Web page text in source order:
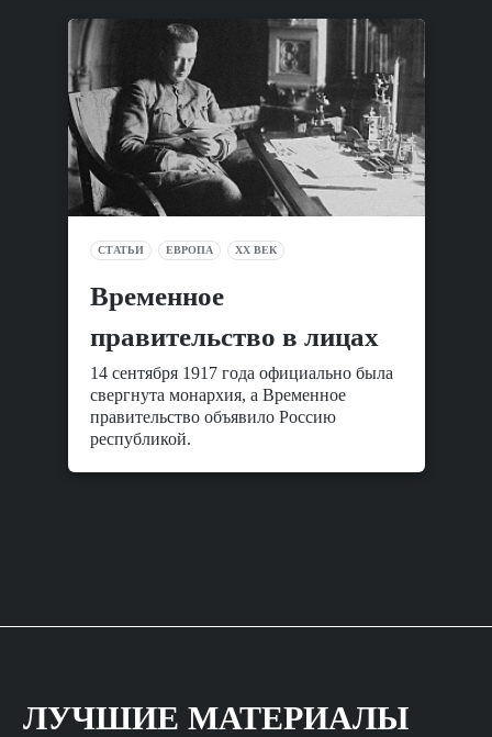
СТАТЬИ ЕВРОПА XX ВЕК
Временное
правительство в лицах
14 сентября 1917 года официально была
свергнута монархия, а Временное
правительство объявило Россию
республикой.
ЛУЧШИЕ МАТЕРИАЛЫ